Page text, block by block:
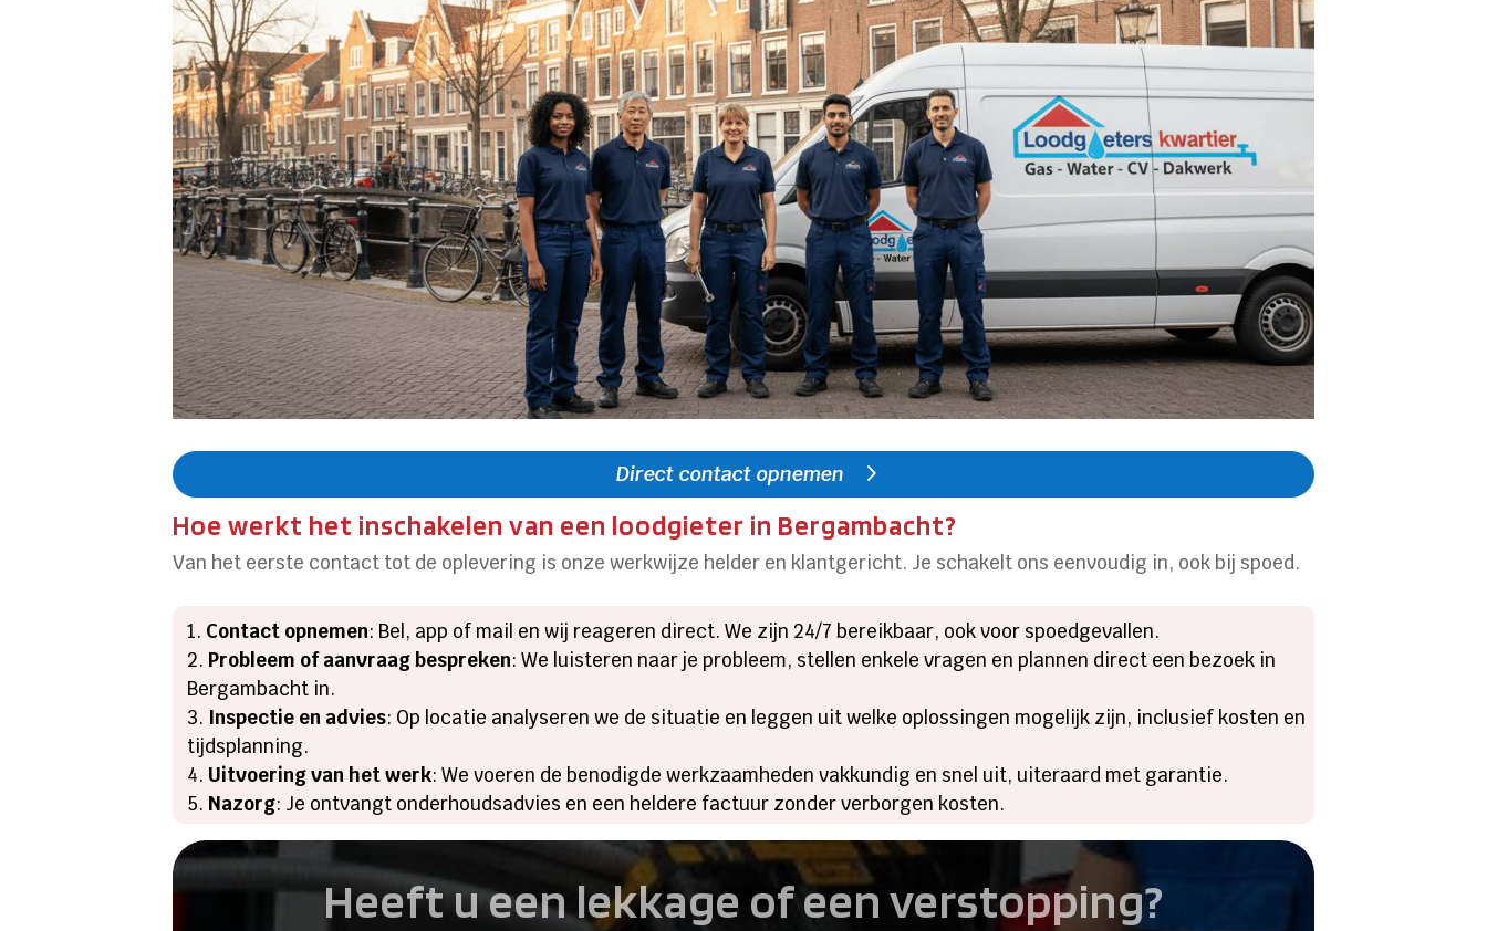
Direct contact opnemen
Hoe werkt het inschakelen van een loodgieter in Bergambacht?
Van het eerste contact tot de oplevering is onze werkwijze helder en klantgericht. Je schakelt ons eenvoudig in, ook bij spoed.
Contact opnemen: Bel, app of mail en wij reageren direct. We zijn 24/7 bereikbaar, ook voor spoedgevallen.
Probleem of aanvraag bespreken: We luisteren naar je probleem, stellen enkele vragen en plannen direct een bezoek in
Bergambacht in.
Inspectie en advies: Op locatie analyseren we de situatie en leggen uit welke oplossingen mogelijk zijn, inclusief kosten en
tijdsplanning.
Uitvoering van het werk: We voeren de benodigde werkzaamheden vakkundig en snel uit, uiteraard met garantie.
Nazorg: Je ontvangt onderhoudsadvies en een heldere factuur zonder verborgen kosten.
Heeft u een lekkage of een verstopping?